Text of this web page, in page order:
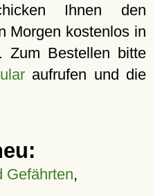
Ihnen den
Morgen kostenlos in
Zum Bestellen bitte
aufrufen und die
Gefährten,